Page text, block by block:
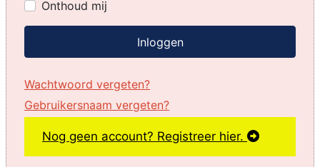
Onthoud mij
Inloggen
Wachtwoord vergeten?
Gebruikersnaam vergeten?
Nog geen account? Registreer hier.